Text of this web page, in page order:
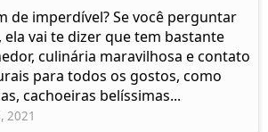
de imperdível? Se você perguntar
ela vai te dizer que tem bastante
culinária maravilhosa e contato
para todos os gostos, como
cachoeiras belíssimas...
2021